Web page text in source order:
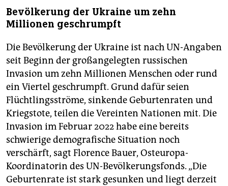
Bevölkerung der Ukraine um zehn
Millionen geschrumpft
Die Bevölkerung der Ukraine ist nach UN-Angaben
seit Beginn der großangelegten russischen
Invasion um zehn Millionen Menschen oder rund
ein Viertel geschrumpft. Grund dafür seien
Flüchtlingsströme, sinkende Geburtenraten und
Kriegstote, teilen die Vereinten Nationen mit. Die
Invasion im Februar 2022 habe eine bereits
schwierige demografische Situation noch
verschärft, sagt Florence Bauer, Osteuropa-
Koordinatorin des UN-Bevölkerungsfonds. „Die
Geburtenrate ist stark gesunken und liegt derzeit